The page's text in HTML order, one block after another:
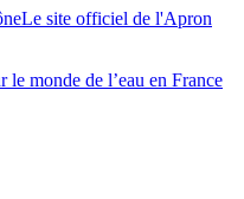
Le site officiel de l'Apron
le monde de l’eau en France